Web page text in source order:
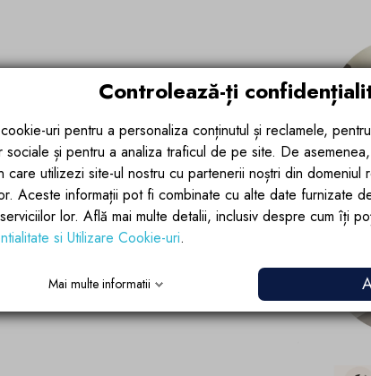
Controlează-ți
uri pentru a personaliza conținutul și reclamele,
sociale și pentru a analiza traficul de pe site. De
care utilizezi site-ul nostru cu partenerii noștri din domeniul
Aceste informații pot fi combinate cu alte date furnizate
lor. Află mai multe detalii, inclusiv despre cum îți
si Utilizare Cookie-uri.
Mai multe informatii